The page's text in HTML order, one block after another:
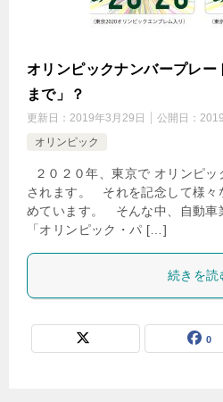
オリンピックナンバープレー
まで」？
更新日： 2019年3月29日 公開日：
オリンピック
２０２０年、東京で オリンピッ
されます。 それを記念して様々
めています。 そんな中、自動車
「オリンピック・パ […]
続きを読
0